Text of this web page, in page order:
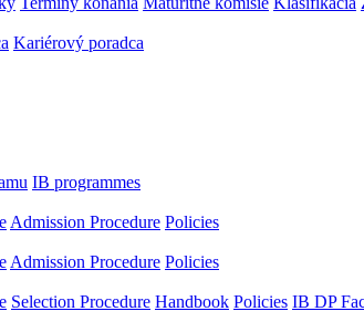
Kariérový poradca
IB programmes
Admission Procedure Policies
Admission Procedure Policies
Selection Procedure Handbook Policies IB DP